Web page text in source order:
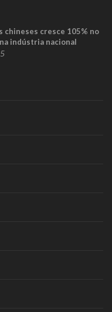
chineses cresce 105% no
indústria nacional